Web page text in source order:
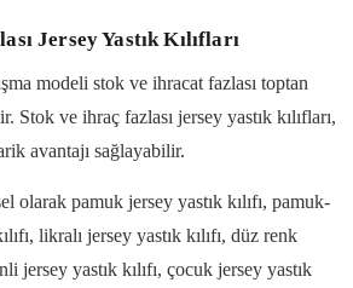
Jersey Yastık Kılıfları
modeli stok ve ihracat fazlası toptan
Stok ve ihraç fazlası jersey yastık kılıfları,
avantajı sağlayabilir.
olarak pamuk jersey yastık kılıfı, pamuk-
likralı jersey yastık kılıfı, düz renk
jersey yastık kılıfı, çocuk jersey yastık